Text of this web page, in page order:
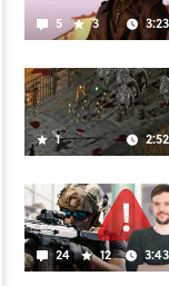
5 3 3:23
1 2:52
24 12 3:43